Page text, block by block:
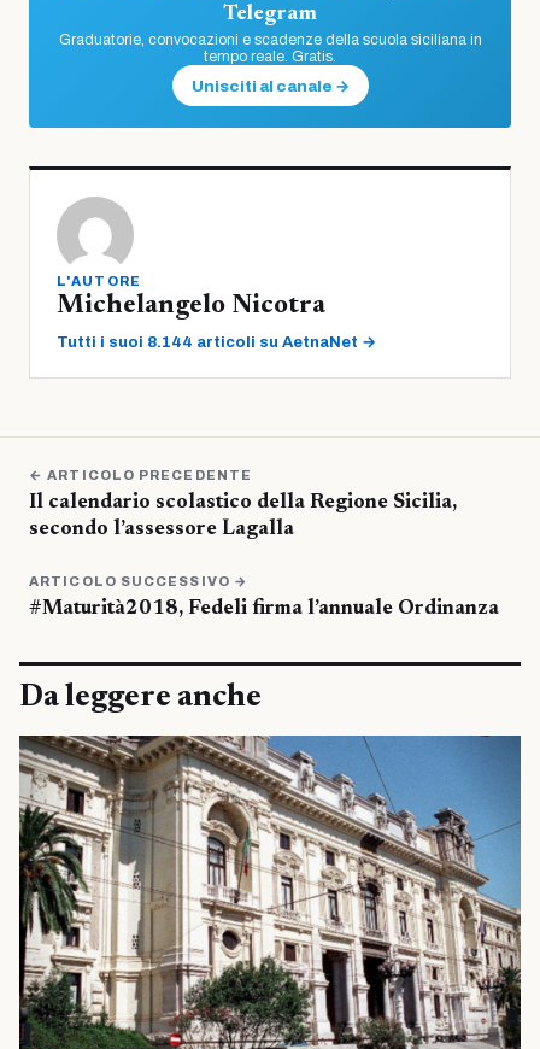
Telegram
Graduatorie, convocazioni e scadenze della scuola siciliana in
tempo reale. Gratis.
Unisciti al canale →
L'AUTORE
Michelangelo Nicotra
Tutti i suoi 8.144 articoli su AetnaNet →
← ARTICOLO PRECEDENTE
Il calendario scolastico della Regione Sicilia,
secondo l’assessore Lagalla
ARTICOLO SUCCESSIVO →
#Maturità2018, Fedeli firma l’annuale Ordinanza
Da leggere anche